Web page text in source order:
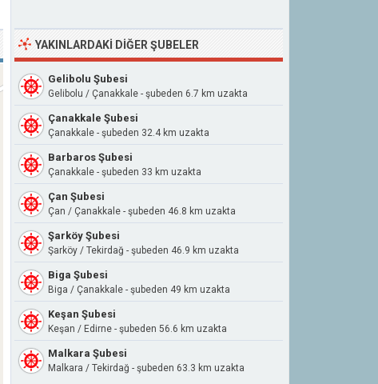
YAKINLARDAKI DIĞER ŞUBELER
Gelibolu Şubesi
Gelibolu / Çanakkale - şubeden 6.7 km uzakta
Çanakkale Şubesi
Çanakkale - şubeden 32.4 km uzakta
Barbaros Şubesi
Çanakkale - şubeden 33 km uzakta
Çan Şubesi
Çan / Çanakkale - şubeden 46.8 km uzakta
Şarköy Şubesi
Şarköy / Tekirdağ - şubeden 46.9 km uzakta
Biga Şubesi
Biga / Çanakkale - şubeden 49 km uzakta
Keşan Şubesi
Keşan / Edirne - şubeden 56.6 km uzakta
Malkara Şubesi
Malkara / Tekirdağ - şubeden 63.3 km uzakta